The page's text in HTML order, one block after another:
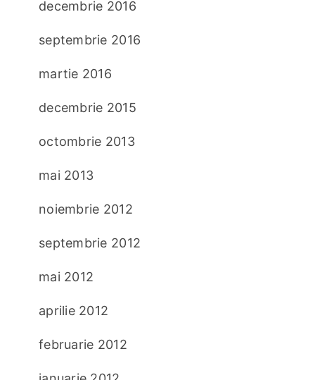
decembrie 2016
septembrie 2016
martie 2016
decembrie 2015
octombrie 2013
mai 2013
noiembrie 2012
septembrie 2012
mai 2012
aprilie 2012
februarie 2012